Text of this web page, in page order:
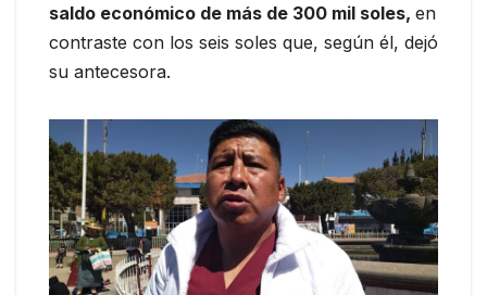
saldo económico de más de 300 mil soles, en
contraste con los seis soles que, según él, dejó
su antecesora.